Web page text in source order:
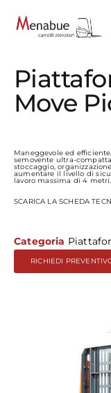
Move
Maneggevole ed
semovente ultra-
stoccaggio,
aumentare il livello di
lavoro massima di 4 metri.
SCARICA LA SCHEDA
Categoria
RICHIEDI